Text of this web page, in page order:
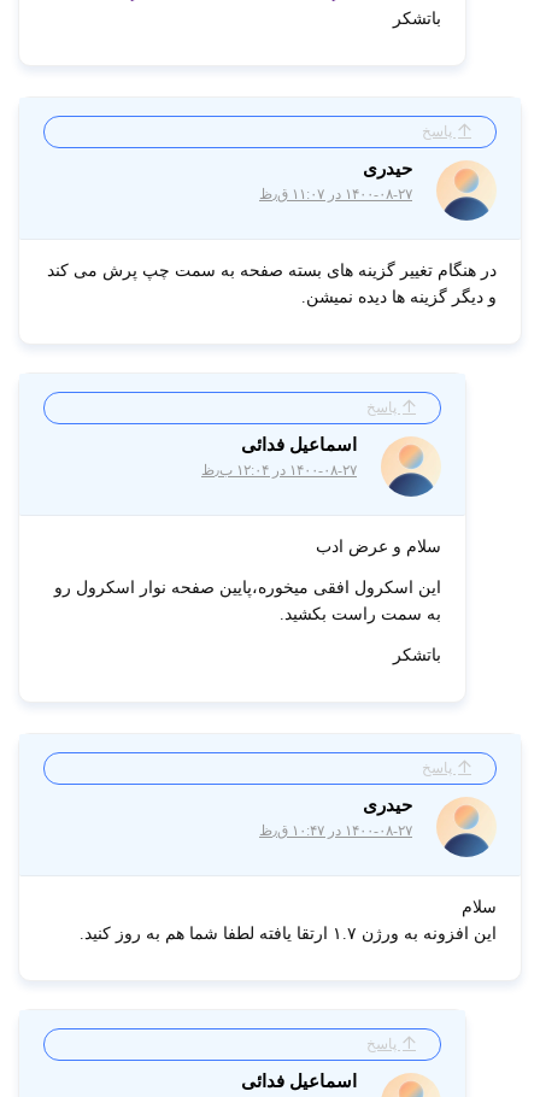
باتشکر
پاسخ
حیدری
۱۴۰۰-۰۸-۲۷ در ۱۱:۰۷ ق٫ظ
در هنگام تغییر گزینه های بسته صفحه به سمت چپ پرش می کند
و دیگر گزینه ها دیده نمیشن.
پاسخ
اسماعیل فدائی
۱۴۰۰-۰۸-۲۷ در ۱۲:۰۴ ب٫ظ
سلام و عرض ادب
این اسکرول افقی میخوره،پایین صفحه نوار اسکرول رو
به سمت راست بکشید.
باتشکر
پاسخ
حیدری
۱۴۰۰-۰۸-۲۷ در ۱۰:۴۷ ق٫ظ
سلام
این افزونه به ورژن ۱.۷ ارتقا یافته لطفا شما هم به روز کنید.
پاسخ
اسماعیل فدائی